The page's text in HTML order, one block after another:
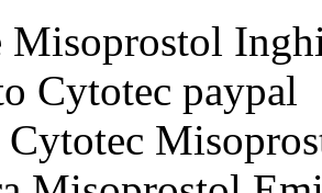
Misoprostol
Cytotec paypal
Cytotec